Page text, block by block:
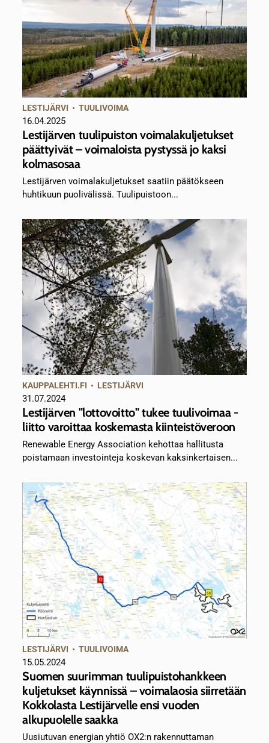
LESTIJÄRVI •TUULIVOIMA
16.04.2025
Lestijärven tuulipuiston voimalakuljetukset
päättyivät – voimaloista pystyssä jo kaksi
kolmasosaa
Lestijärven voimalakuljetukset saatiin päätökseen
huhtikuun puolivälissä. Tuulipuistoon...
KAUPPALEHTI.FI • LESTIJÄRVI
31.07.2024
Lestijärven "lottovoitto" tukee tuulivoimaa -
liitto varoittaa koskemasta kiinteistöveroon
Renewable Energy Association kehottaa hallitusta
poistamaan investointeja koskevan kaksinkertaisen...
LESTIJÄRVI •TUULIVOIMA
15.05.2024
Suomen suurimman tuulipuistohankkeen
kuljetukset käynnissä – voimalaosia siirretään
Kokkolasta Lestijärvelle ensi vuoden
alkupuolelle saakka
Uusiutuvan energian yhtiö OX2:n rakennuttaman